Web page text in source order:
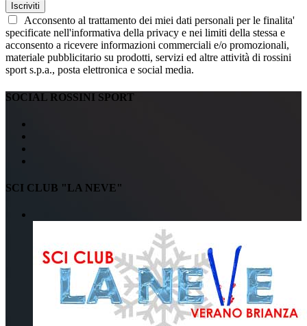
Iscriviti
Acconsento al trattamento dei miei dati personali per le finalita'
specificate nell'informativa della privacy e nei limiti della stessa e
acconsento a ricevere informazioni commerciali e/o promozionali,
materiale pubblicitario su prodotti, servizi ed altre attività di rossini
sport s.p.a., posta elettronica e social media.
SOCIAL ROSSINI SPORT
SCI CLUB "LA NEVE"